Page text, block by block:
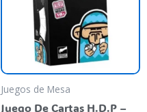
Juegos de Mesa
Juego De Cartas H.D.P –